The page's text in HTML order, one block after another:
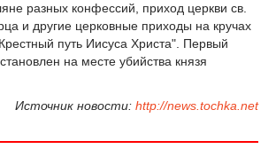
разных конфессий, приход церкви св.
и другие церковные приходы на кручах
путь Иисуса Христа". Первый
на месте убийства князя
Источник новости: http://news.tochka.net